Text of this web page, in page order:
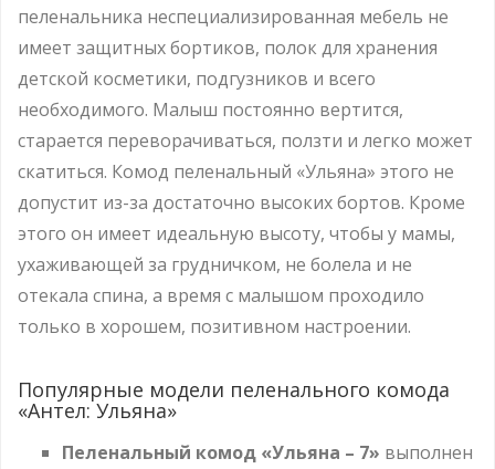
пеленальника неспециализированная мебель не
имеет защитных бортиков, полок для хранения
детской косметики, подгузников и всего
необходимого. Малыш постоянно вертится,
старается переворачиваться, ползти и легко может
скатиться. Комод пеленальный «Ульяна» этого не
допустит из-за достаточно высоких бортов. Кроме
этого он имеет идеальную высоту, чтобы у мамы,
ухаживающей за грудничком, не болела и не
отекала спина, а время с малышом проходило
только в хорошем, позитивном настроении.
Популярные модели пеленального комода
«Антел: Ульяна»
Пеленальный комод «Ульяна – 7» выполнен